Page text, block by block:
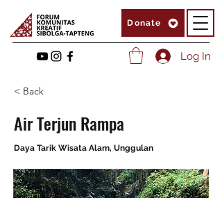
Donate
Log In
< Back
Air Terjun Rampa
Daya Tarik Wisata Alam, Unggulan